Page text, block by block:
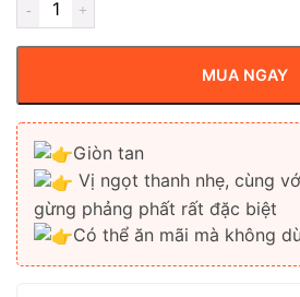
MUA NGAY
Giòn tan
Vị ngọt thanh nhẹ, cùng
gừng phảng phất rất đặc biệt
Có thể ăn mãi mà không